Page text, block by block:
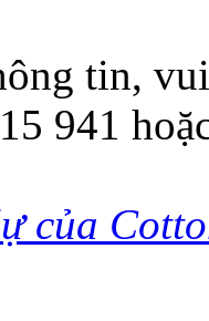
tin,
941
của